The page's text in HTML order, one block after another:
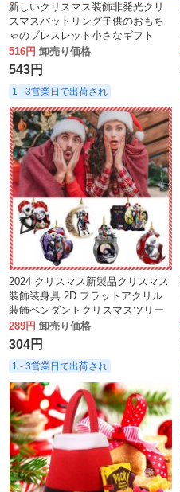
新しいクリスマス装飾非発光クリ
スマスパットリング子供のおもち
ゃのブレスレット小さなギフト
516円 卸売り価格
543円
1 - 3営業日で出荷され
2024 クリスマス新製品クリスマス
装飾装身具 2D フラットアクリル
装飾ペンダントクリスマスツリー
装飾
289円 卸売り価格
304円
1 - 3営業日で出荷され